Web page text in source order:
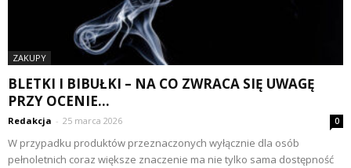
ZAKUPY
BLETKI I BIBUŁKI – NA CO ZWRACA SIĘ UWAGĘ
PRZY OCENIE...
Redakcja - 25 marca 2026 0
W przypadku produktów przeznaczonych wyłącznie dla osób
pełnoletnich coraz większe znaczenie ma nie tylko sama dostępność